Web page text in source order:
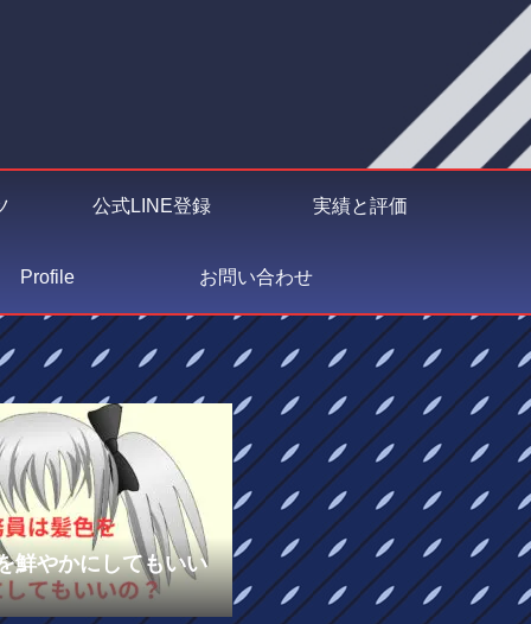
公式LINE登録 実績と評価
Profile お問い合わせ
鮮やかにしてもいい